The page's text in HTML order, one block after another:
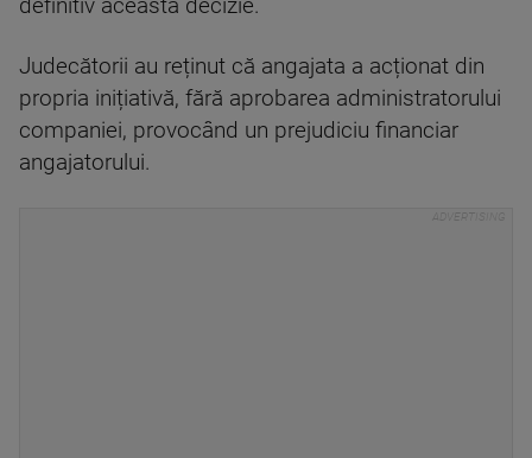
definitiv această decizie.
Judecătorii au reținut că angajata a acționat din
propria inițiativă, fără aprobarea administratorului
companiei, provocând un prejudiciu financiar
angajatorului.